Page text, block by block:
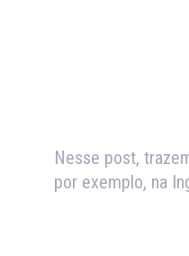
Nesse post,
por exemplo, na